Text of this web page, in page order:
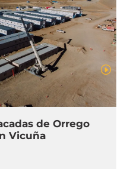
de Orrego
Vicuña